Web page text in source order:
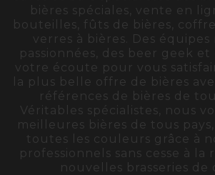
bières spéciales, vente en
bouteilles, fûts de bières,
verres à bières. Des équipes
passionnées, des beer geek
votre écoute pour vous
la plus belle offre de bières
références de bières de
Véritables spécialistes, nous
meilleures bières de tous
toutes les couleurs grâce à
professionnels sans cesse à la
nouvelles brasseries de